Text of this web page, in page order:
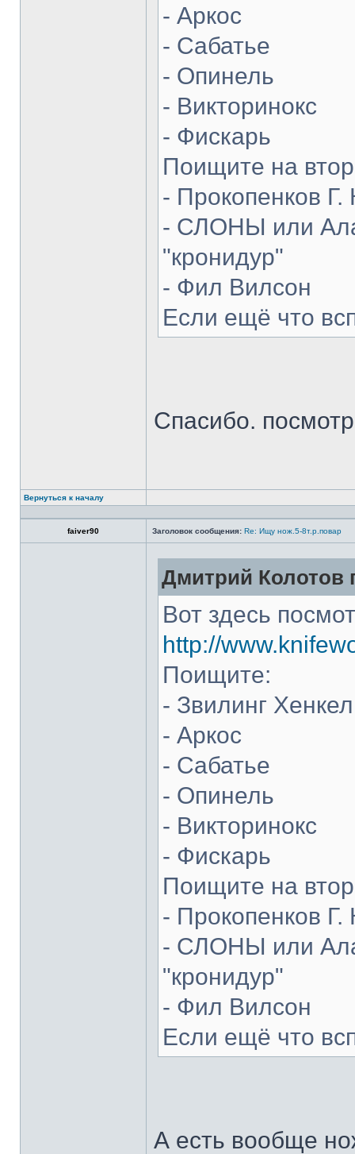
- Аркос
- Сабатье
- Опинель
- Викторинокс
- Фискарь
Поищите на
- Прокопенков Г.
- СЛОНЫ или
"кронидур"
- Фил Вилсон
Если ещё что
Спасибо.
Вернуться к началу
faiver90 Заголовок сообщения: Re: Ищу нож.5-8т.р.повар
Дмитрий Колотов
Вот здесь
http://
Поищите:
- Звилинг
- Аркос
- Сабатье
- Опинель
- Викторинокс
- Фискарь
Поищите на
- Прокопенков Г.
- СЛОНЫ или
"кронидур"
- Фил Вилсон
Если ещё что
А есть вообще